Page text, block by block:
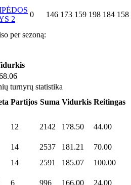
2
0 146 173 159 198 184 158
per sezoną:
turnyrų statistika
Partijos Suma Vidurkis Reitingas
12 2142 178.50 44.00
14 2537 181.21
70.00
14 2591 185.07 100.00
6 996 166.00 24.00